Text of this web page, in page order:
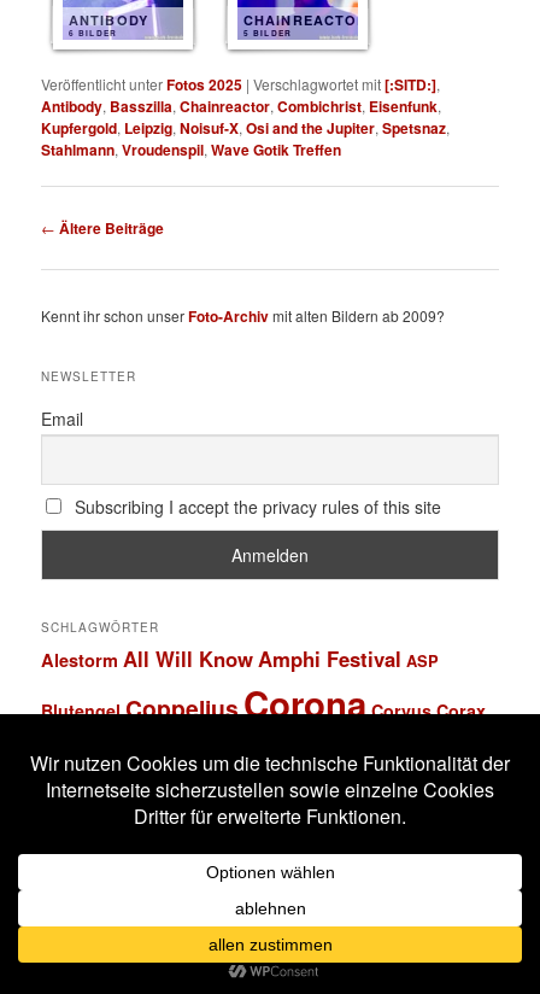
ANTIBODY
6 BILDER
CHAINREACTOR
5 BILDER
Veröffentlicht unterFotos 2025 |Verschlagwortet mit[:SITD:],
Antibody, Basszilla,Chainreactor,Combichrist, Eisenfunk,
Kupfergold, Leipzig,Noisuf-X,Osi and the Jupiter,Spetsnaz,
Stahlmann,Vroudenspil,Wave Gotik Treffen
Beitragsnavigation
← Ältere Beiträge
Kennt ihr schon unserFoto-Archivmit alten Bildern ab 2009?
NEWSLETTER
Email
Subscribing I accept the privacy rules of this site
SCHLAGWÖRTER
Alestorm All Will KnowAmphi Festival ASP
Blutengel CoppeliusCorona Corvus Corax
Frankfurt Harakiri For The Sky
Hexentanz Festival Hildesheim Hämatom
Leipzig Letzte Instanz
Lord Of The Lost M'era Luna Festival
MannheimMono Inc.